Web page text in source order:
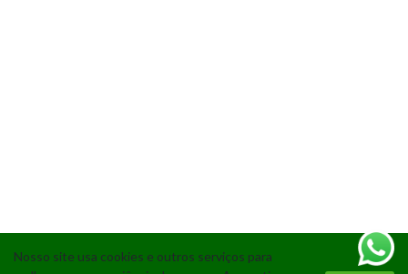
Nosso site usa cookies e outros serviços para